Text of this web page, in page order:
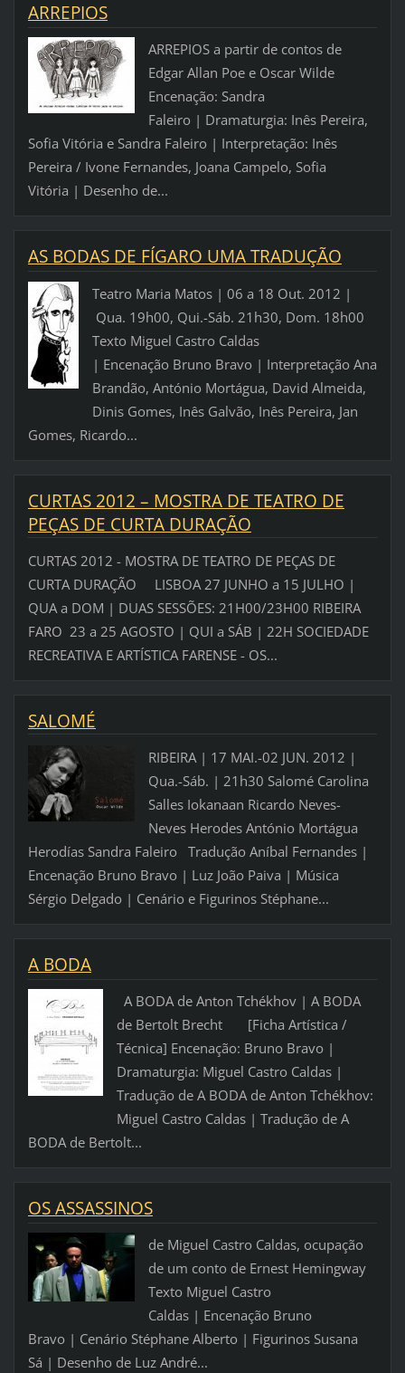
ARREPIOS
ARREPIOS a partir de contos de
Edgar Allan Poe e Oscar Wilde
Encenação: Sandra
Faleiro | Dramaturgia: Inês Pereira,
Sofia Vitória e Sandra Faleiro | Interpretação: Inês
Pereira / Ivone Fernandes, Joana Campelo, Sofia
Vitória | Desenho de...
AS BODAS DE FÍGARO UMA TRADUÇÃO
Teatro Maria Matos | 06 a 18 Out. 2012 |
Qua. 19h00, Qui.-Sáb. 21h30, Dom. 18h00
Texto Miguel Castro Caldas
| Encenação Bruno Bravo | Interpretação Ana
Brandão, António Mortágua, David Almeida,
Dinis Gomes, Inês Galvão, Inês Pereira, Jan
Gomes, Ricardo...
CURTAS 2012 – MOSTRA DE TEATRO DE
PEÇAS DE CURTA DURAÇÃO
CURTAS 2012 - MOSTRA DE TEATRO DE PEÇAS DE
CURTA DURAÇÃO LISBOA 27 JUNHO a 15 JULHO |
QUA a DOM | DUAS SESSÕES: 21H00/23H00 RIBEIRA
FARO 23 a 25 AGOSTO | QUI a SÁB | 22H SOCIEDADE
RECREATIVA E ARTÍSTICA FARENSE - OS...
SALOMÉ
RIBEIRA | 17 MAI.-02 JUN. 2012 |
Qua.-Sáb. | 21h30 Salomé Carolina
Salles Iokanaan Ricardo Neves-
Neves Herodes António Mortágua
Herodías Sandra Faleiro Tradução Aníbal Fernandes |
Encenação Bruno Bravo | Luz João Paiva | Música
Sérgio Delgado | Cenário e Figurinos Stéphane...
A BODA
A BODA de Anton Tchékhov | A BODA
de Bertolt Brecht [Ficha Artística /
Técnica] Encenação: Bruno Bravo |
Dramaturgia: Miguel Castro Caldas |
Tradução de A BODA de Anton Tchékhov:
Miguel Castro Caldas | Tradução de A
BODA de Bertolt...
OS ASSASSINOS
de Miguel Castro Caldas, ocupação
de um conto de Ernest Hemingway
Texto Miguel Castro
Caldas | Encenação Bruno
Bravo | Cenário Stéphane Alberto | Figurinos Susana
Sá | Desenho de Luz André...